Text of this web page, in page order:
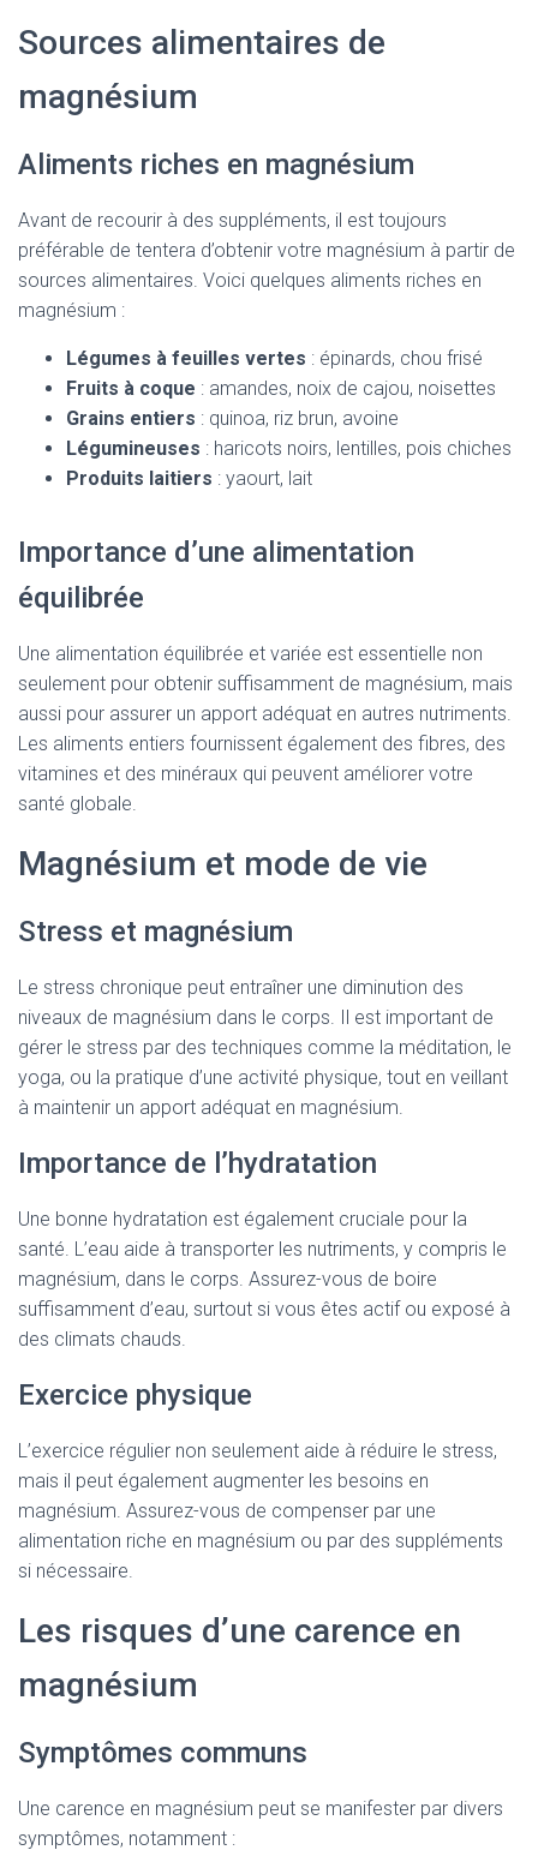
Sources alimentaires de
magnésium
Aliments riches en magnésium
Avant de recourir à des suppléments, il est toujours
préférable de tentera d’obtenir votre magnésium à partir de
sources alimentaires. Voici quelques aliments riches en
magnésium :
Légumes à feuilles vertes : épinards, chou frisé
Fruits à coque : amandes, noix de cajou, noisettes
Grains entiers : quinoa, riz brun, avoine
Légumineuses : haricots noirs, lentilles, pois chiches
Produits laitiers : yaourt, lait
Importance d’une alimentation
équilibrée
Une alimentation équilibrée et variée est essentielle non
seulement pour obtenir suffisamment de magnésium, mais
aussi pour assurer un apport adéquat en autres nutriments.
Les aliments entiers fournissent également des fibres, des
vitamines et des minéraux qui peuvent améliorer votre
santé globale.
Magnésium et mode de vie
Stress et magnésium
Le stress chronique peut entraîner une diminution des
niveaux de magnésium dans le corps. Il est important de
gérer le stress par des techniques comme la méditation, le
yoga, ou la pratique d’une activité physique, tout en veillant
à maintenir un apport adéquat en magnésium.
Importance de l’hydratation
Une bonne hydratation est également cruciale pour la
santé. L’eau aide à transporter les nutriments, y compris le
magnésium, dans le corps. Assurez-vous de boire
suffisamment d’eau, surtout si vous êtes actif ou exposé à
des climats chauds.
Exercice physique
L’exercice régulier non seulement aide à réduire le stress,
mais il peut également augmenter les besoins en
magnésium. Assurez-vous de compenser par une
alimentation riche en magnésium ou par des suppléments
si nécessaire.
Les risques d’une carence en
magnésium
Symptômes communs
Une carence en magnésium peut se manifester par divers
symptômes, notamment :